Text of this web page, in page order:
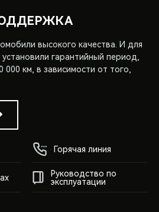
высокого качества. И для
гарантийный период,
000 км, в зависимости от того,
Горячая линия
Руководство по
эксплуатации